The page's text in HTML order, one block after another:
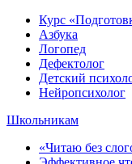
Курс
Азбука
Логопед
Дефектолог
Детский
Нейропсихолог
Школьникам
«Читаю без